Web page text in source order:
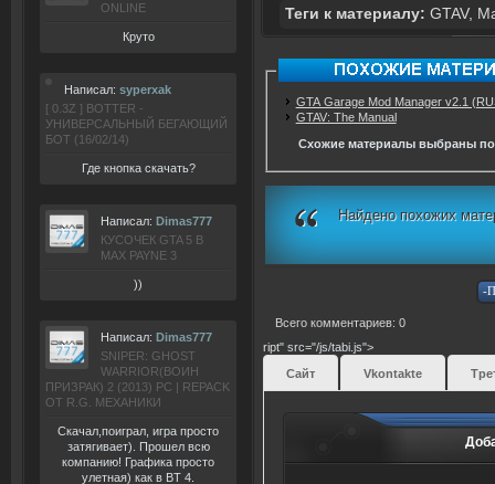
ONLINE
Круто
Написал: syperxak
[ 0.3Z ] BOTTER -
УНИВЕРСАЛЬНЫЙ БЕГАЮЩИЙ
БОТ (16/02/14)
Где кнопка скачать?
Написал: Dimas777
КУСОЧЕК GTA 5 В
MAX PAYNE 3
))
Написал: Dimas777
SNIPER: GHOST
WARRIOR(ВОИН
ПРИЗРАК) 2 (2013) РС | REPACK
ОТ R.G. МЕХАНИКИ
Скачал,поиграл, игра просто
затягивает). Прошел всю
компанию! Графика просто
улетная) как в BT 4.
Теги к материалу: GTAV,
GTA Garage Mod Manager v2.1
GTAV: The Manual
Схожие материалы выбраны по
Найдено похожих
Всего комментариев: 0
ript" src="/js/tabi.js">
Сайт
Vkontakte